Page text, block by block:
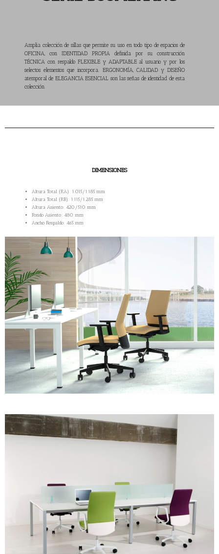
Amplia colección de sillas que permite su uso en todo tipo de espacios de
OFICINA, con IDENTIDAD PROPIA definida por su construcción
TÉCNICA con respaldo FLEXIBLE y ADAPTABLE al usuario y por los
selectos elementos que incorpora. ERGONOMÍA, CALIDAD y DISEÑO
atemporal de ELEGANCIA ESENCIAL son las señas de identidad de esta
colección.
DIMENSIONES
Altura Total (RA): 1.015/1.185 mm
Altura Total (RB): 1.115/1.285 mm
Altura Asiento: 420/510 mm
Fondo Asiento: 480 mm
Ancho Respaldo: 465 mm